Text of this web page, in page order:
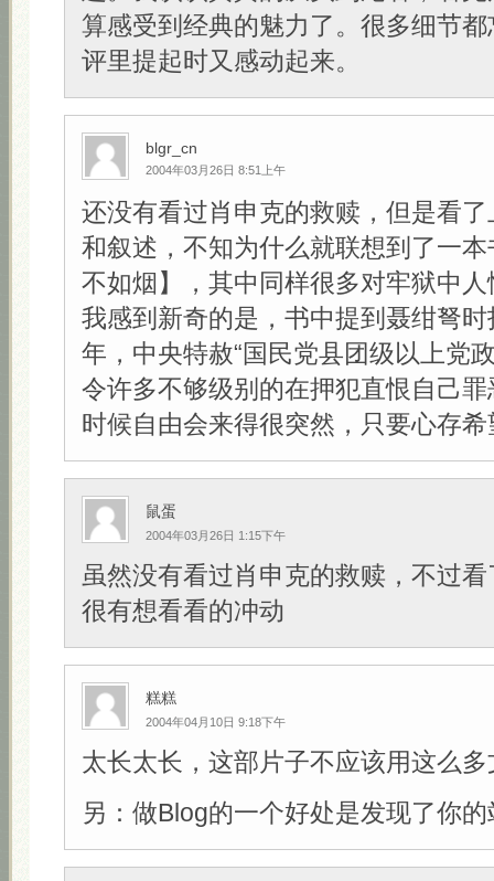
算感受到经典的魅力了。很多细节
评里提起时又感动起来。
blgr_cn
2004年03月26日 8:51上午
还没有看过肖申克的救赎，但是看
和叙述，不知为什么就联想到了一
不如烟】，其中同样很多对牢狱中
我感到新奇的是，书中提到聂绀弩
年，中央特赦“国民党县团级以上党
令许多不够级别的在押犯直恨自己
时候自由会来得很突然，只要心存
鼠蛋
2004年03月26日 1:15下午
虽然没有看过肖申克的救赎，不过
很有想看看的冲动
糕糕
2004年04月10日 9:18下午
太长太长，这部片子不应该用这么
另：做Blog的一个好处是发现了你的